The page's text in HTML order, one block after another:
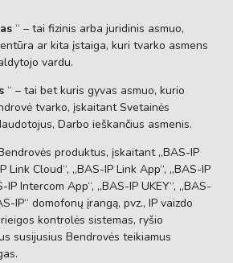
“ – tai fizinis arba juridinis asmuo,
ar kita įstaiga, kuri tvarko asmens
vardu.
“ – tai bet kuris gyvas asmuo, kurio
tvarko, įskaitant Svetainės
Darbo ieškančius asmenis.
produktus, įskaitant „BAS-IP
Link Cloud“, „BAS-IP Link App“, „BAS-IP
Intercom App“, „BAS-IP UKEY“, „BAS-
IP“ domofonų įrangą, pvz., IP vaizdo
kontrolės sistemas, ryšio
susijusius Bendrovės teikiamus